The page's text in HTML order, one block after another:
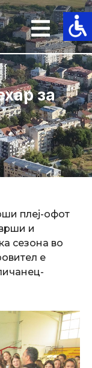
за
плеј-офот
и
сезона во
е